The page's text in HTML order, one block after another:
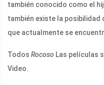
también conocido como el
también existe la posibilidad
que actualmente se
Todos Rocoso Las películas
Video.